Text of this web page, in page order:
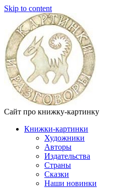
Skip to content
Сайт про книжку-картинку
Книжки-картинки
Художники
Авторы
Издательства
Страны
Сказки
Наши новинки